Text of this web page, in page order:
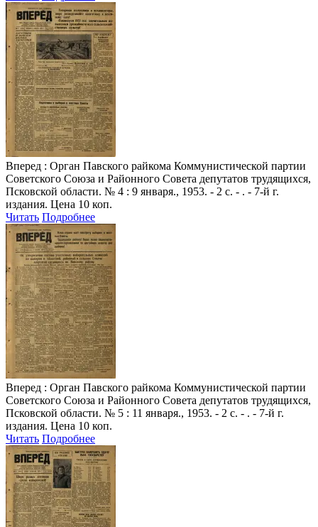
Вперед : Орган Павского райкома Коммунистической партии
Советского Союза и Районного Совета депутатов трудящихся,
Псковской области. № 4 : 9 января., 1953. - 2 с. - . - 7-й г.
издания. Цена 10 коп.
Читать Подробнее
Вперед : Орган Павского райкома Коммунистической партии
Советского Союза и Районного Совета депутатов трудящихся,
Псковской области. № 5 : 11 января., 1953. - 2 с. - . - 7-й г.
издания. Цена 10 коп.
Читать Подробнее